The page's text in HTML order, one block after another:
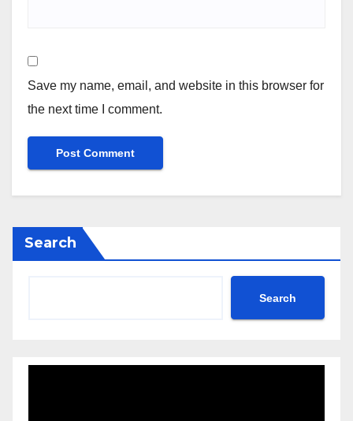
Save my name, email, and website in this browser for
the next time I comment.
Search
Search